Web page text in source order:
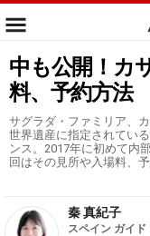
中も公開！カ
料、予約方法
サグラダ・ファミリア、
世界遺産に指定されてい
ンス。2017年に初めて内
回はその見所や入場料、
秦 真紀子
スペイン ガイド